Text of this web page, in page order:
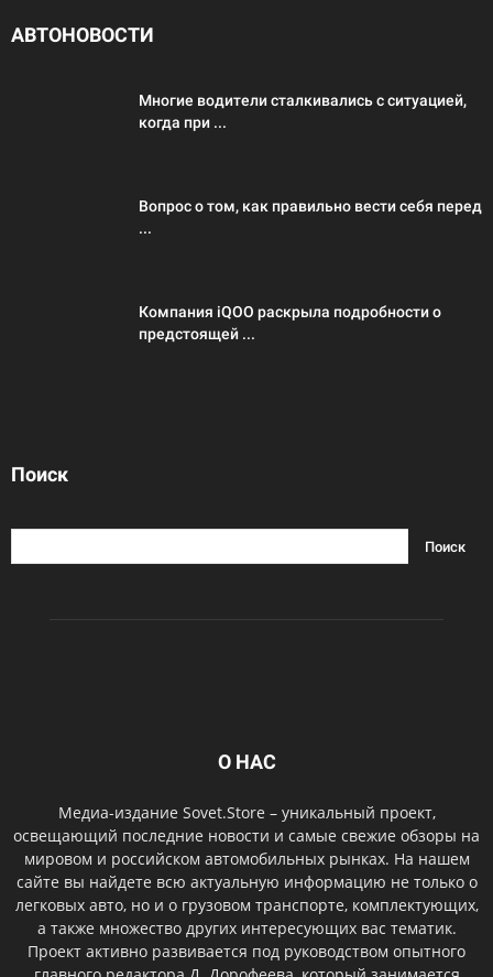
АВТОНОВОСТИ
Многие водители сталкивались с ситуацией,
когда при ...
Вопрос о том, как правильно вести себя перед
...
Компания iQOO раскрыла подробности о
предстоящей ...
Поиск
О НАС
Медиа-издание Sovet.Store – уникальный проект,
освещающий последние новости и самые свежие обзоры на
мировом и российском автомобильных рынках. На нашем
сайте вы найдете всю актуальную информацию не только о
легковых авто, но и о грузовом транспорте, комплектующих,
а также множество других интересующих вас тематик.
Проект активно развивается под руководством опытного